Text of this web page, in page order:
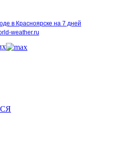
в Красноярске на 7 дней
weather.ru